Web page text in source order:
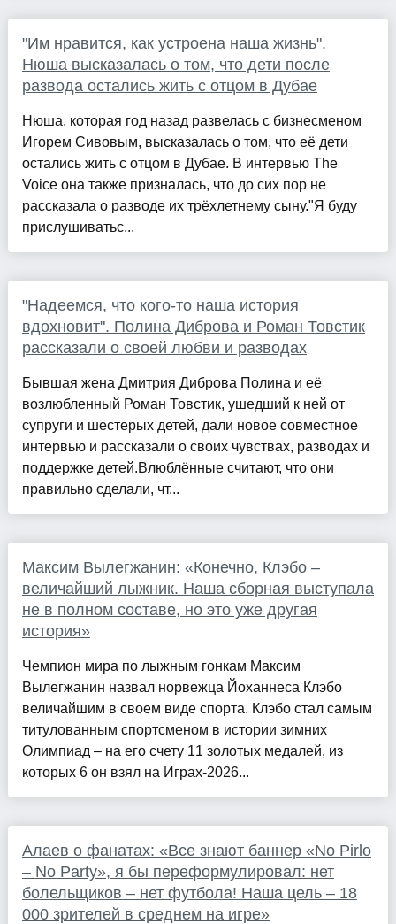
"Им нравится, как устроена наша жизнь".
Нюша высказалась о том, что дети после
развода остались жить с отцом в Дубае
Нюша, которая год назад развелась с бизнесменом
Игорем Сивовым, высказалась о том, что её дети
остались жить с отцом в Дубае. В интервью The
Voice она также призналась, что до сих пор не
рассказала о разводе их трёхлетнему сыну."Я буду
прислушиватьс...
"Надеемся, что кого-то наша история
вдохновит". Полина Диброва и Роман Товстик
рассказали о своей любви и разводах
Бывшая жена Дмитрия Диброва Полина и её
возлюбленный Роман Товстик, ушедший к ней от
супруги и шестерых детей, дали новое совместное
интервью и рассказали о своих чувствах, разводах и
поддержке детей.Влюблённые считают, что они
правильно сделали, чт...
Максим Вылегжанин: «Конечно, Клэбо –
величайший лыжник. Наша сборная выступала
не в полном составе, но это уже другая
история»
Чемпион мира по лыжным гонкам Максим
Вылегжанин назвал норвежца Йоханнеса Клэбо
величайшим в своем виде спорта. Клэбо стал самым
титулованным спортсменом в истории зимних
Олимпиад – на его счету 11 золотых медалей, из
которых 6 он взял на Играх-2026...
Алаев о фанатах: «Все знают баннер «No Pirlo
– No Party», я бы переформулировал: нет
болельщиков – нет футбола! Наша цель – 18
000 зрителей в среднем на игре»